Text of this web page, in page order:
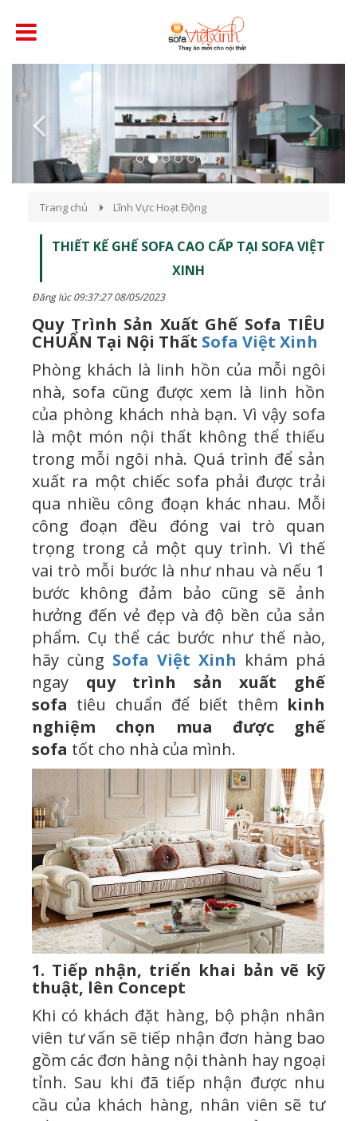
Previous
Trang chủ Lĩnh Vực Hoạt Động
THIẾT KẾ GHẾ SOFA CAO CẤP TẠI SOFA VIỆT
XINH
Đăng lúc 09:37:27 08/05/2023
Quy Trình Sản Xuất Ghế Sofa TIÊU
CHUẨN Tại Nội Thất Sofa Việt Xinh
Phòng khách là linh hồn của mỗi ngôi
nhà, sofa cũng được xem là linh hồn
của phòng khách nhà bạn. Vì vậy sofa
là một món nội thất không thể thiếu
trong mỗi ngôi nhà. Quá trình để sản
xuất ra một chiếc sofa phải được trải
qua nhiều công đoạn khác nhau. Mỗi
công đoạn đều đóng vai trò quan
trọng trong cả một quy trình. Vì thế
vai trò mỗi bước là như nhau và nếu 1
bước không đảm bảo cũng sẽ ảnh
hưởng đến vẻ đẹp và độ bền của sản
phẩm. Cụ thể các bước như thế nào,
hãy cùng Sofa Việt Xinh khám phá
ngay quy trình sản xuất ghế
sofa tiêu chuẩn để biết thêm kinh
nghiệm chọn mua được ghế
sofa tốt cho nhà của mình.
1. Tiếp nhận, triển khai bản vẽ kỹ
thuật, lên Concept
Khi có khách đặt hàng, bộ phận nhân
viên tư vấn sẽ tiếp nhận đơn hàng bao
gồm các đơn hàng nội thành hay ngoại
tỉnh. Sau khi đã tiếp nhận được nhu
cầu của khách hàng, nhân viên sẽ tư